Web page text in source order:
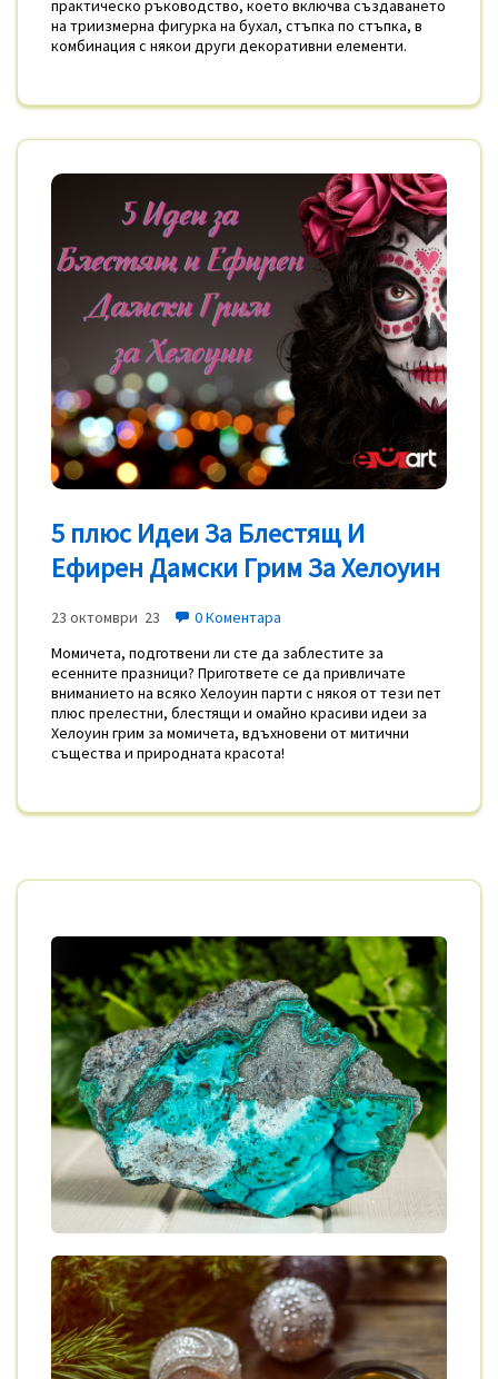
практическо ръководство, което включва създаването
на триизмерна фигурка на бухал, стъпка по стъпка, в
комбинация с някои други декоративни елементи.
5 плюс Идеи За Блестящ И
Ефирен Дамски Грим За Хелоуин
23 октомври 23
0 Коментара
Момичета, подготвени ли сте да заблестите за
есенните празници? Пригответе се да привличате
вниманието на всяко Хелоуин парти с някоя от тези пет
плюс прелестни, блестящи и омайно красиви идеи за
Хелоуин грим за момичета, вдъхновени от митични
същества и природната красота!